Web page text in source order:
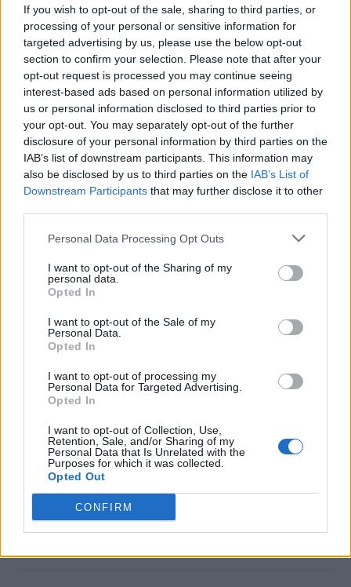
If you wish to opt-out of the sale, sharing to third parties, or
processing of your personal or sensitive information for
targeted advertising by us, please use the below opt-out
section to confirm your selection. Please note that after your
opt-out request is processed you may continue seeing
interest-based ads based on personal information utilized by
us or personal information disclosed to third parties prior to
your opt-out. You may separately opt-out of the further
disclosure of your personal information by third parties on the
IAB’s list of downstream participants. This information may
also be disclosed by us to third parties on the IAB’s List of
Downstream Participants that may further disclose it to other
Personal Data Processing Opt Outs
I want to opt-out of the Sharing of my
personal data.
Opted In
I want to opt-out of the Sale of my
Personal Data.
Opted In
I want to opt-out of processing my
Personal Data for Targeted Advertising.
Opted In
I want to opt-out of Collection, Use,
Retention, Sale, and/or Sharing of my
Personal Data that Is Unrelated with the
Purposes for which it was collected.
Opted Out
CONFIRM
În încheiere, putem spune că loteria este un joc de noroc
unde îți poți îmbunătăți șansele cu ajutorul strategiilor.
Trebuie să știi totuși că nu există o metodă infailibilă,
pentru că loteriile sunt jocuri bazate pe hazard. Dar chiar
și așa, sunt foarte distractive și îți poți personaliza
propria secvență de numere.
Nu-i nimic greșit să folosești numere care înseamnă ceva
pentru tine dacă secvența nu va fi un șir de numere
important de reținut este că loteria, ca orice alt joc de
noroc, este pentru divertisment, deci
joacă mereu
responsabil!
- Advertisement -
Grecia Kino 20/80 joc responsabil loto
noroc
păcănele gratis
strategie